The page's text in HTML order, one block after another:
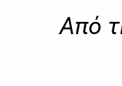
Από